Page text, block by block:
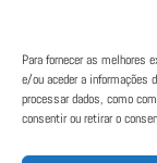
Para fornecer as melhores
e/ou aceder a
processar dados, como
consentir ou retirar o